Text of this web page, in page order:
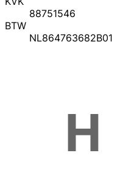
88751546
BTW
NL864763682B01